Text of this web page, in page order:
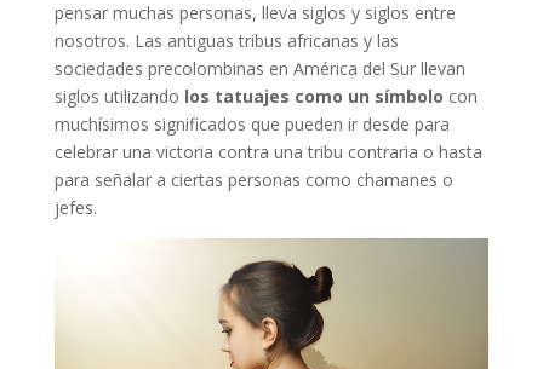
pensar muchas personas, lleva siglos y siglos entre
nosotros. Las antiguas tribus africanas y las
sociedades precolombinas en América del Sur llevan
siglos utilizando los tatuajes como un símbolo con
muchísimos significados que pueden ir desde para
celebrar una victoria contra una tribu contraria o hasta
para señalar a ciertas personas como chamanes o
jefes.